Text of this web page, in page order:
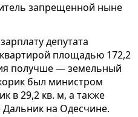
запрещенной ныне
депутата
площадью 172,2
получше — земельный
был министром
в 29,2 кв. м, а также
Дальник на Одесчине.